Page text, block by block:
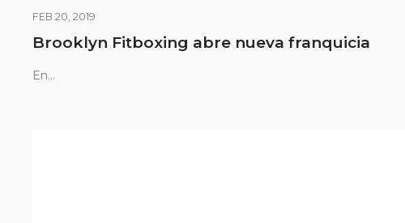
FEB 20, 2019
Brooklyn Fitboxing abre nueva franquicia
En...